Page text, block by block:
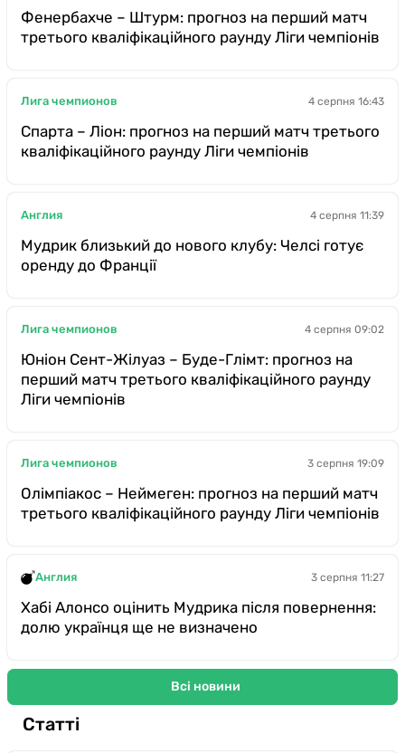
Фенербахче – Штурм: прогноз на перший матч
третього кваліфікаційного раунду Ліги чемпіонів
Лига чемпионов 4 серпня 16:43
Спарта – Ліон: прогноз на перший матч третього
кваліфікаційного раунду Ліги чемпіонів
Англия 4 серпня 11:39
Мудрик близький до нового клубу: Челсі готує
оренду до Франції
Лига чемпионов 4 серпня 09:02
Юніон Сент-Жілуаз – Буде-Глімт: прогноз на
перший матч третього кваліфікаційного раунду
Ліги чемпіонів
Лига чемпионов 3 серпня 19:09
Олімпіакос – Неймеген: прогноз на перший матч
третього кваліфікаційного раунду Ліги чемпіонів
Англия 3 серпня 11:27
Хабі Алонсо оцінить Мудрика після повернення:
долю українця ще не визначено
Всі новини
Статті